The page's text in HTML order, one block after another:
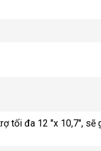
tối đa 12 "x 10,7",